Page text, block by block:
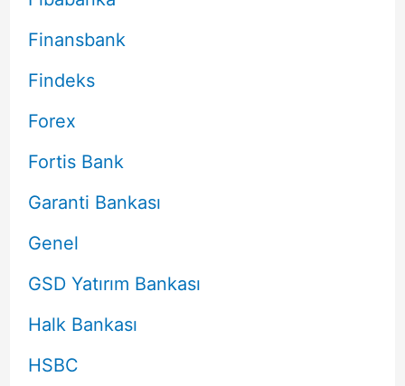
Finansbank
Findeks
Forex
Fortis Bank
Garanti Bankası
Genel
GSD Yatırım Bankası
Halk Bankası
HSBC